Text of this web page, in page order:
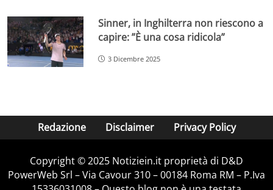
Sinner, in Inghilterra non riescono a
capire: ”È una cosa ridicola”
3 Dicembre 2025
Redazione Disclaimer Privacy Policy
Copyright © 2025 Notiziein.it proprietà di D&D
PowerWeb Srl – Via Cavour 310 – 00184 Roma RM – P.Iva